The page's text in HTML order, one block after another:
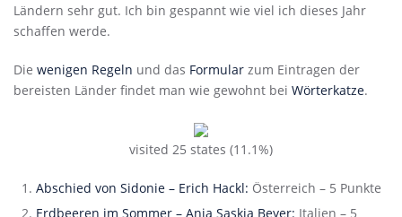
Ländern sehr gut. Ich bin gespannt wie viel ich dieses Jahr
schaffen werde.
Die wenigen Regeln und das Formular zum Eintragen der
bereisten Länder findet man wie gewohnt bei Wörterkatze.
visited 25 states (11.1%)
Abschied von Sidonie – Erich Hackl: Österreich – 5 Punkte
Erdbeeren im Sommer – Anja Saskia Beyer: Italien – 5